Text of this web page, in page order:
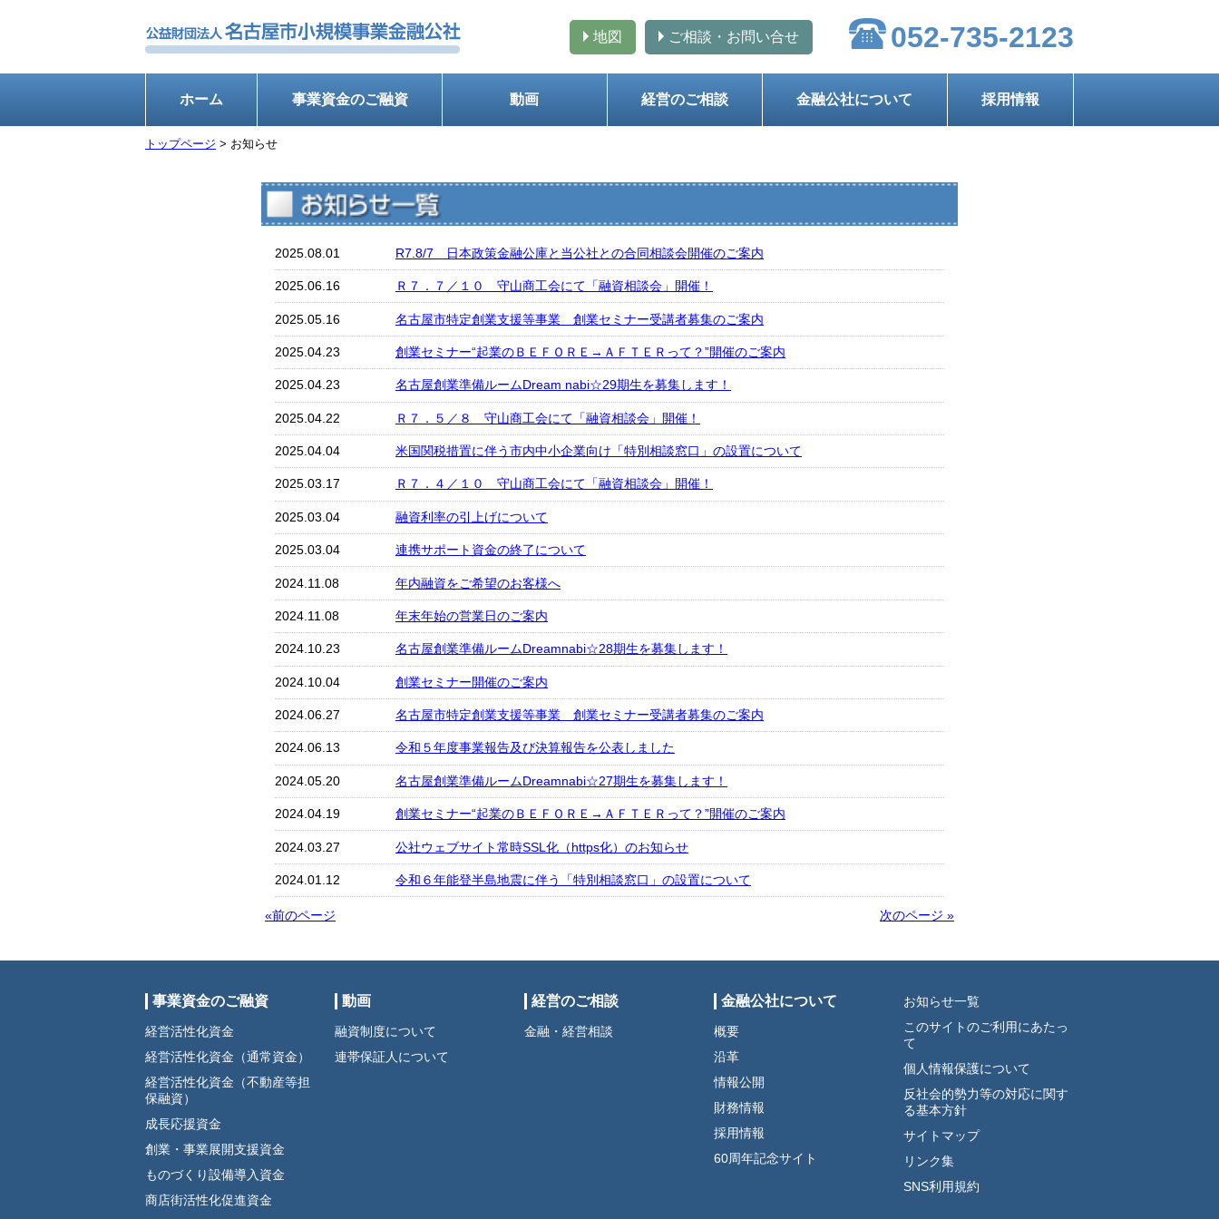
地図 ご相談・お問い合せ 052-735-2123
ホーム 事業資金のご融資 動画 経営のご相談 金融公社について 採用情報
トップページ > お知らせ
2025.08.01 R7.8/7 日本政策金融公庫と当公社との合同相談会開催のご案内
2025.06.16 Ｒ７．７／１０ 守山商工会にて「融資相談会」開催！
2025.05.16 名古屋市特定創業支援等事業 創業セミナー受講者募集のご案内
2025.04.23 創業セミナー“起業のＢＥＦＯＲＥ→ＡＦＴＥＲって？”開催のご案内
2025.04.23 名古屋創業準備ルームDream nabi☆29期生を募集します！
2025.04.22 Ｒ７．５／８ 守山商工会にて「融資相談会」開催！
2025.04.04 米国関税措置に伴う市内中小企業向け「特別相談窓口」の設置について
2025.03.17 Ｒ７．４／１０ 守山商工会にて「融資相談会」開催！
2025.03.04 融資利率の引上げについて
2025.03.04 連携サポート資金の終了について
2024.11.08 年内融資をご希望のお客様へ
2024.11.08 年末年始の営業日のご案内
2024.10.23 名古屋創業準備ルームDreamnabi☆28期生を募集します！
2024.10.04 創業セミナー開催のご案内
2024.06.27 名古屋市特定創業支援等事業 創業セミナー受講者募集のご案内
2024.06.13 令和５年度事業報告及び決算報告を公表しました
2024.05.20 名古屋創業準備ルームDreamnabi☆27期生を募集します！
2024.04.19 創業セミナー“起業のＢＥＦＯＲＥ→ＡＦＴＥＲって？”開催のご案内
2024.03.27 公社ウェブサイト常時SSL化（https化）のお知らせ
2024.01.12 令和６年能登半島地震に伴う「特別相談窓口」の設置について
«前のページ 次のページ »
事業資金のご融資
経営活性化資金
経営活性化資金（通常資金）
経営活性化資金（不動産等担
保融資）
成長応援資金
創業・事業展開支援資金
ものづくり設備導入資金
商店街活性化促進資金
動画
融資制度について
連帯保証人について
経営のご相談
金融・経営相談
金融公社について
概要
沿革
情報公開
財務情報
採用情報
60周年記念サイト
お知らせ一覧
このサイトのご利用にあたっ
て
個人情報保護について
反社会的勢力等の対応に関す
る基本方針
サイトマップ
リンク集
SNS利用規約